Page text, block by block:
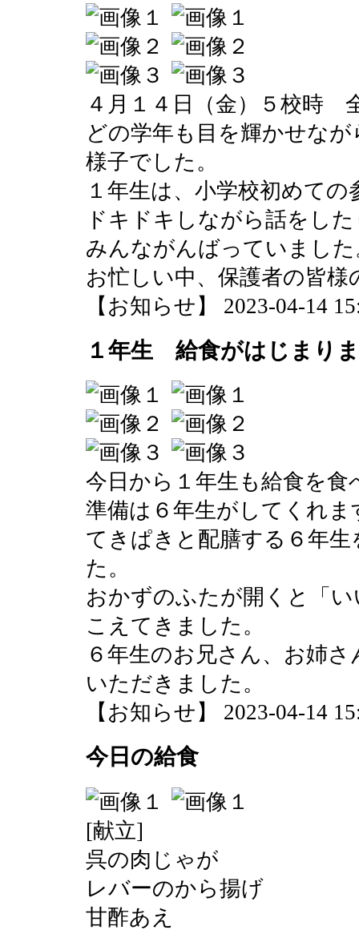
４月１４日（金）５校時
どの学年も目を輝かせな
様子でした。
１年生は、小学校初めての
ドキドキしながら話をし
みんながんばっていました
お忙しい中、保護者の皆
【お知らせ】 2023-04-14
１年生 給食がはじまり
今日から１年生も給食を食
準備は６年生がしてくれま
てきぱきと配膳する６年
た。
おかずのふたが開くと「
こえてきました。
６年生のお兄さん、お姉
いただきました。
【お知らせ】 2023-04-14
今日の給食
[献立]
呉の肉じゃが
レバーのから揚げ
甘酢あえ